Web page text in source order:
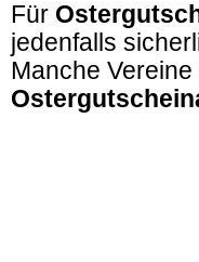
Für
jedenfalls
Manche